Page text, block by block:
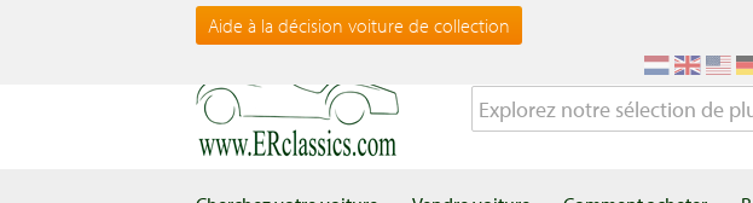
Aide à la décision voiture de collection